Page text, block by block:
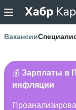
Вакансии
💰 Зарплаты в
инфляции